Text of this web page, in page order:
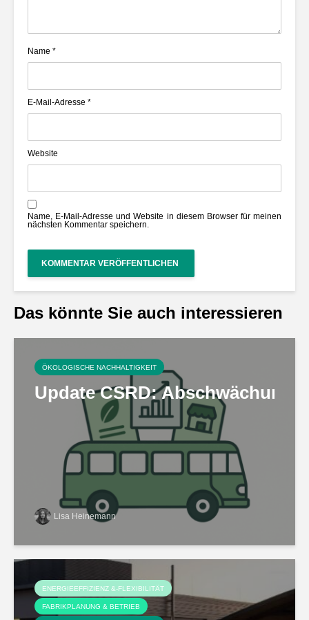
Name *
E-Mail-Adresse *
Website
Name, E-Mail-Adresse und Website in diesem Browser für meinen
nächsten Kommentar speichern.
Das könnte Sie auch interessieren
ÖKOLOGISCHE NACHHALTIGKEIT
Update CSRD:
Lisa Heinemann
ENERGIEEFFIZIENZ &-FLEXIBILITÄT
FABRIKPLANUNG & BETRIEB